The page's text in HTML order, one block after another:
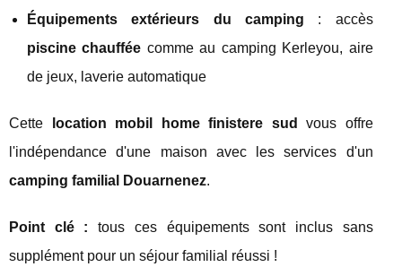
Équipements extérieurs du camping : accès
piscine chauffée comme au camping Kerleyou, aire
de jeux, laverie automatique
Cette location mobil home finistere sud
vous offre
l'indépendance d'une maison avec les services d'un
camping familial Douarnenez.
Point clé : tous ces équipements sont inclus sans
supplément pour un séjour familial réussi !